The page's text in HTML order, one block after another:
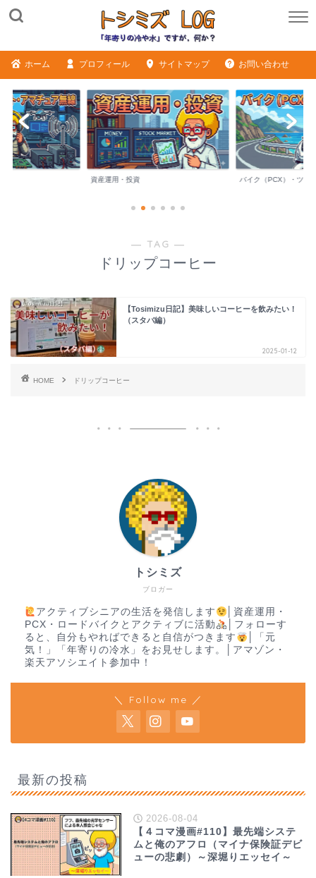
ホーム プロフィール サイトマップ お問い合わせ
資産運用・投資 バイク（PCX）・ツー
― TAG ―
ドリップコーヒー
【Tosimizu日記】美味しいコーヒーを飲みたい！
（スタバ編）
2025-01-12
HOME ドリップコーヒー
ブロガー
トシミズ
アクティブシニアの生活を発信します
│資産運用・
PCX・ロードバイクとアクティブに活動
│フォローす
ると、自分もやればできると自信がつきます
│「元
気！」「年寄りの冷水」をお見せします。│アマゾン・
楽天アソシエイト参加中！
＼ Follow me ／
最新の投稿
2026-08-04
【４コマ漫画#110】最先端システ
ムと俺のアフロ（マイナ保険証デビ
ューの悲劇）～深堀りエッセイ～